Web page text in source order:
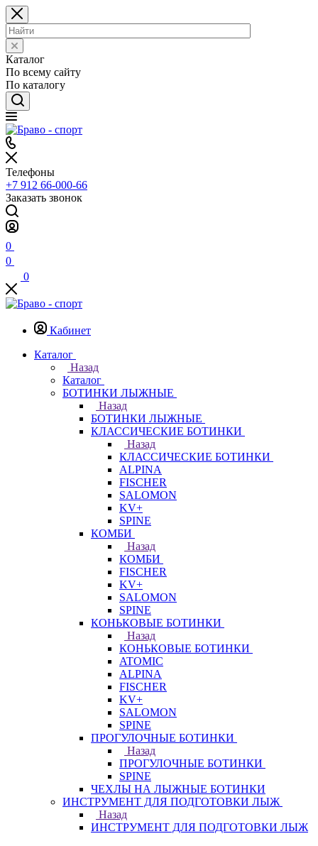
Каталог
По всему сайту
По каталогу
Телефоны
+7 912 66-000-66
Заказать звонок
0
0
0
Кабинет
Каталог
Назад
Каталог
БОТИНКИ ЛЫЖНЫЕ
Назад
БОТИНКИ ЛЫЖНЫЕ
КЛАССИЧЕСКИЕ БОТИНКИ
Назад
КЛАССИЧЕСКИЕ БОТИНКИ
ALPINA
FISCHER
SALOMON
KV+
SPINE
КОМБИ
Назад
КОМБИ
FISCHER
KV+
SALOMON
SPINE
КОНЬКОВЫЕ БОТИНКИ
Назад
КОНЬКОВЫЕ БОТИНКИ
ATOMIC
ALPINA
FISCHER
KV+
SALOMON
SPINE
ПРОГУЛОЧНЫЕ БОТИНКИ
Назад
ПРОГУЛОЧНЫЕ БОТИНКИ
SPINE
ЧЕХЛЫ НА ЛЫЖНЫЕ БОТИНКИ
ИНСТРУМЕНТ ДЛЯ ПОДГОТОВКИ ЛЫЖ
Назад
ИНСТРУМЕНТ ДЛЯ ПОДГОТОВКИ ЛЫЖ